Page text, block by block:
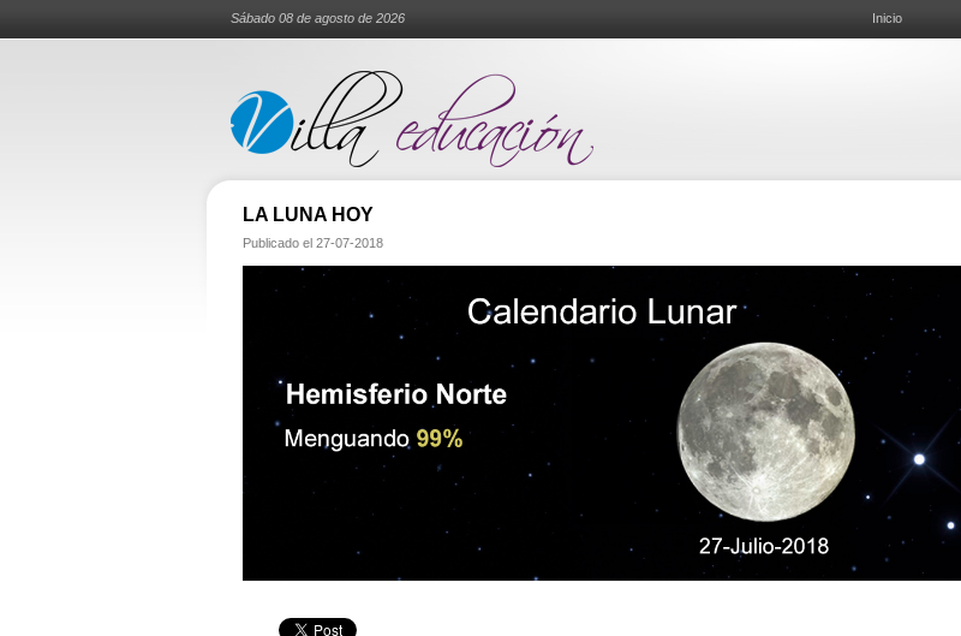
Sábado 08 de agosto de 2026 Inicio
LA LUNA HOY
Publicado el 27-07-2018